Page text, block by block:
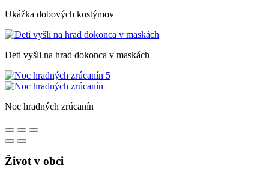
Ukážka dobových kostýmov
Deti vyšli na hrad dokonca v maskách
Noc hradných zrúcanín
Život v obci